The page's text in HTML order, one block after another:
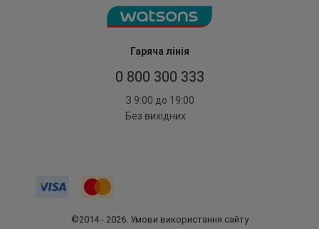
Гаряча лінія
0 800 300 333
З 9:00 до 19:00
Без вихідних
©2014 - 2026. Умови використання сайту